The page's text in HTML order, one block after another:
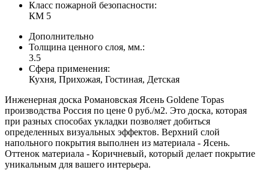
Класс пожарной безопасности:
КМ 5
Дополнительно
Толщина ценного слоя, мм.:
3.5
Сфера применения:
Кухня, Прихожая, Гостиная, Детская
Инженерная доска Романовская Ясень Goldene Topas
производства Россия по цене 0 руб./м2. Это доска, которая
при разных способах укладки позволяет добиться
определенных визуальных эффектов. Верхний слой
напольного покрытия выполнен из материала - Ясень.
Оттенок материала - Коричневый, который делает покрытие
уникальным для вашего интерьера.